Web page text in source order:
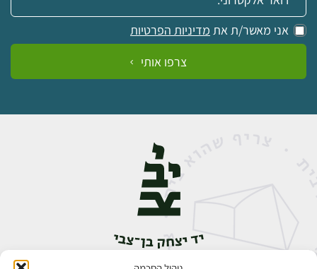
אני מאשר/ת את מדיניות הפרטיות
צרפו אותי